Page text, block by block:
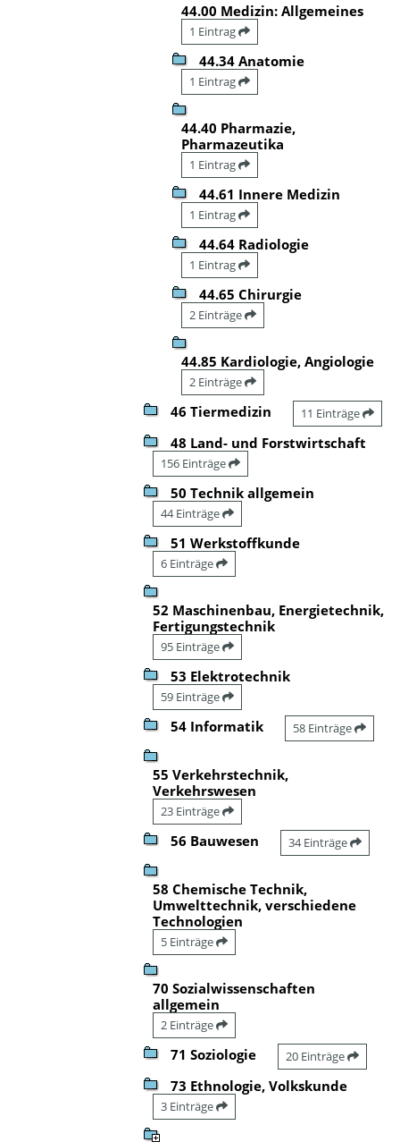
44.00 Medizin: Allgemeines
1 Eintrag
44.34 Anatomie
1 Eintrag
44.40 Pharmazie,
Pharmazeutika
1 Eintrag
44.61 Innere Medizin
1 Eintrag
44.64 Radiologie
1 Eintrag
44.65 Chirurgie
2 Einträge
44.85 Kardiologie, Angiologie
2 Einträge
46 Tiermedizin 11 Einträge
48 Land- und Forstwirtschaft
156 Einträge
50 Technik allgemein
44 Einträge
51 Werkstoffkunde
6 Einträge
52 Maschinenbau, Energietechnik,
Fertigungstechnik
95 Einträge
53 Elektrotechnik
59 Einträge
54 Informatik 58 Einträge
55 Verkehrstechnik,
Verkehrswesen
23 Einträge
56 Bauwesen 34 Einträge
58 Chemische Technik,
Umwelttechnik, verschiedene
Technologien
5 Einträge
70 Sozialwissenschaften
allgemein
2 Einträge
71 Soziologie 20 Einträge
73 Ethnologie, Volkskunde
3 Einträge